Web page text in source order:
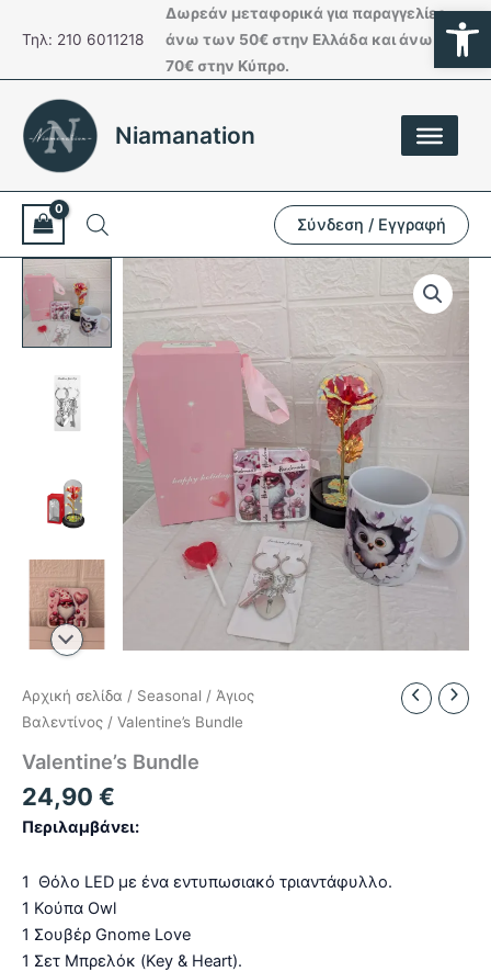
στοΤηλ: 210 6011218
Δωρεάν μεταφορικά για παραγγελίες
άνω των 50€ στην Ελλάδα και άνω των
70€ στην Κύπρο.
Niamanation
Σύνδεση / Εγγραφή
Αρχική σελίδα / Seasonal / Άγιος
Βαλεντίνος / Valentine’s Bundle
Valentine’s Bundle
24,90 €
Περιλαμβάνει:
1 Θόλο LED με ένα εντυπωσιακό τριαντάφυλλο.
1 Κούπα Owl
1 Σουβέρ Gnome Love
1 Σετ Μπρελόκ (Key & Heart).